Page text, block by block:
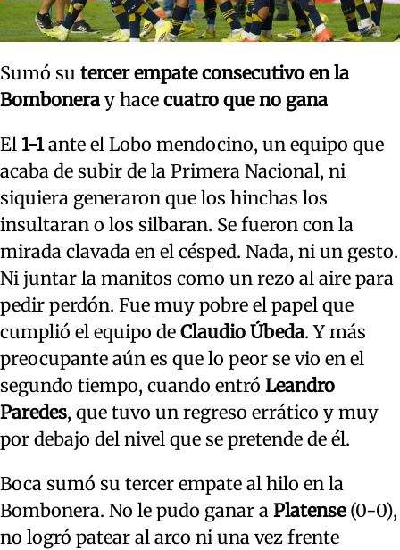
Sumó su tercer empate consecutivo en la
Bombonera y hace cuatro que no gana
El 1-1ante el Lobo mendocino, un equipo que
acaba de subir de la Primera Nacional, ni
siquiera generaron que los hinchas los
insultaran o los silbaran. Se fueron con la
mirada clavada en el césped. Nada, ni un gesto.
Ni juntar la manitos como un rezo al aire para
pedir perdón. Fue muy pobre el papel que
cumplió el equipo de Claudio Úbeda. Y más
preocupante aún es que lo peor se vio en el
segundo tiempo, cuando entró Leandro
Paredes, que tuvo un regreso errático y muy
por debajo del nivel que se pretende de él.
Boca sumó su tercer empate al hilo en la
Bombonera. No le pudo ganar a Platense (0-0),
no logró patear al arco ni una vez frente